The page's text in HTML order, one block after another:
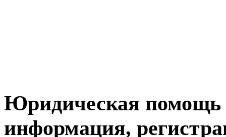
Юридическая помощь
информация,